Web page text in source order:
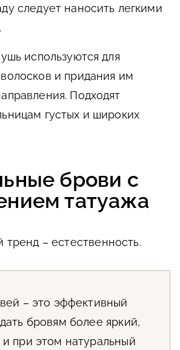
следует наносить легкими
используются для
и придания им
Подходят
густых и широких
брови с
татуажа
тренд – естественность.
– это эффективный
бровям более яркий,
при этом натуральный